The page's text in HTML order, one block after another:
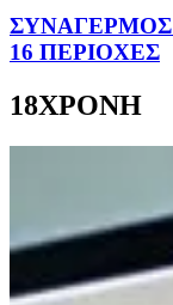
ΣΥΝΑΓΕΡΜΟΣ
16 ΠΕΡΙΟΧΕΣ
18ΧΡΟΝΗ